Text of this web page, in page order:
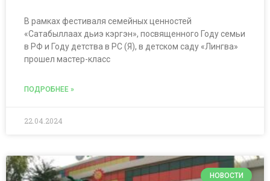
В рамках фестиваля семейных ценностей
«Сатабыллаах дьиэ кэргэн», посвященного Году семьи
в РФ и Году детства в РС (Я), в детском саду «Лингва»
прошел мастер-класс
ПОДРОБНЕЕ »
22.04.2024
НОВОСТИ